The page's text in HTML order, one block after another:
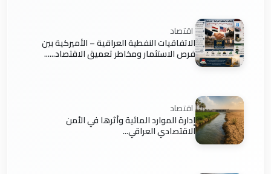
اقتصاد
الاتفاقيات النفطية العراقية – الأميركية بين
فرص الاستثمار ومخاطر تعميق الاقتصاد......
اقتصاد
إدارة الموارد المائية وأثرها في الأمن
الاقتصادي العراقي...